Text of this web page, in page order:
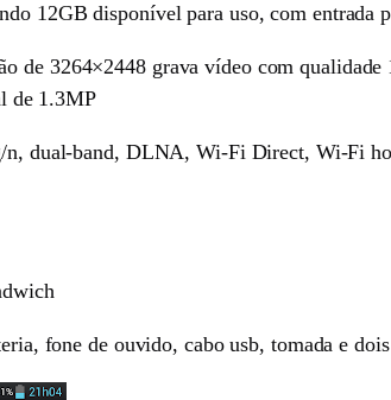
12GB disponível para uso, com
de 3264×2448 grava vídeo com
de 1.3MP
n, dual-band, DLNA, Wi-Fi Direct, Wi-Fi
fone de ouvido, cabo usb, tomada e